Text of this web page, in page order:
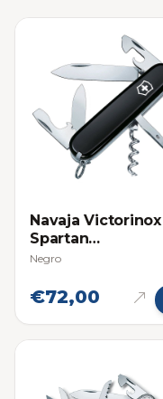
Navaja Victorinox
Spartan
Multifuncional
Negro
€72,00